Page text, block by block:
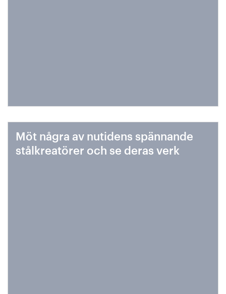
Möt några av nutidens spännande
stålkreatörer och se deras verk